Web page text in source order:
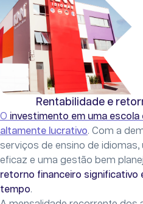
Rentabilidade e
O investimento em uma escola
altamente lucrativo. Com a
serviços de ensino de
eficaz e uma gestão bem
retorno financeiro significativo
tempo.